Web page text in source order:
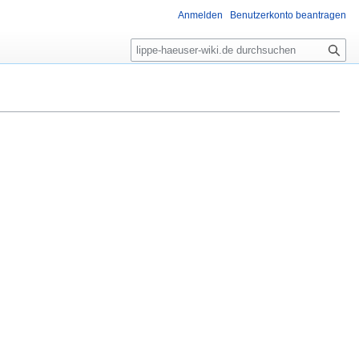
Anmelden Benutzerkonto beantragen
S
u
e